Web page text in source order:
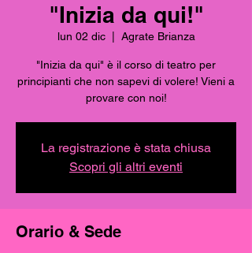
"Inizia da qui!"
lun 02 dic
  |
Agrate Brianza
"Inizia da qui" è il corso di teatro per
principianti che non sapevi di volere! Vieni a
provare con noi!
La registrazione è stata chiusa
Scopri gli altri eventi
Orario & Sede